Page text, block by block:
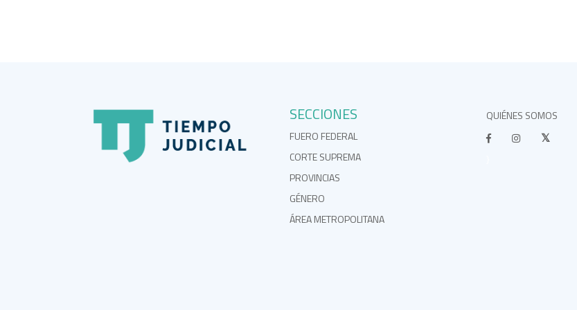
SECCIONES
FUERO FEDERAL
CORTE SUPREMA
PROVINCIAS
GÉNERO
ÁREA METROPOLITANA
QUIÉNES SOMOS